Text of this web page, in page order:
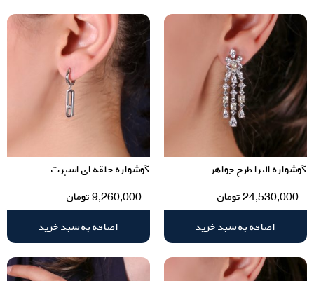
گوشواره الیزا طرح جواهر
24,530,000تومان
اضافه به سبد خرید
گوشواره حلقه ای اسپرت
9,260,000تومان
اضافه به سبد خرید